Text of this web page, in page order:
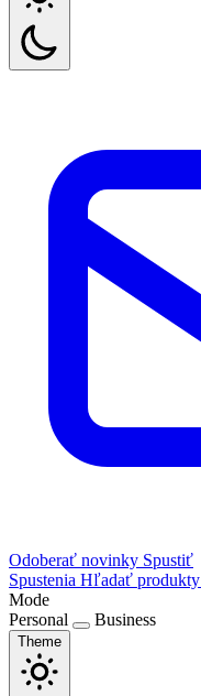
Odoberať novinky Spustiť
Spustenia Hľadať produkty
Mode
Personal
Business
Theme